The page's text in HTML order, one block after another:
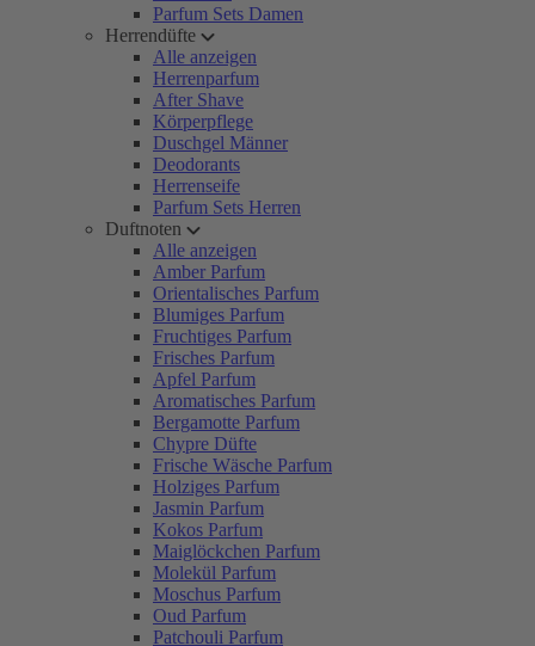
Parfum Sets Damen
Herrendüfte
Alle anzeigen
Herrenparfum
After Shave
Körperpflege
Duschgel Männer
Deodorants
Herrenseife
Parfum Sets Herren
Duftnoten
Alle anzeigen
Amber Parfum
Orientalisches Parfum
Blumiges Parfum
Fruchtiges Parfum
Frisches Parfum
Apfel Parfum
Aromatisches Parfum
Bergamotte Parfum
Chypre Düfte
Frische Wäsche Parfum
Holziges Parfum
Jasmin Parfum
Kokos Parfum
Maiglöckchen Parfum
Molekül Parfum
Moschus Parfum
Oud Parfum
Patchouli Parfum